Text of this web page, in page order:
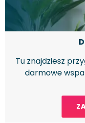
Tu znajdziesz
darmowe